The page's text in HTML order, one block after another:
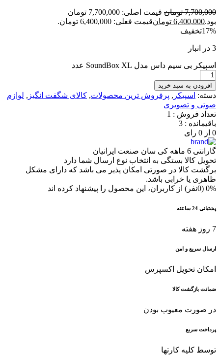
7,700,000 تومان
قیمت اصلی: 7,700,000 تومان
بود.6,400,000 تومانقیمت فعلی: 6,400,000 تومان.
17%تخفیف
3 در انبار
اسپیکر بی سیم داس مدل SoundBox XL عدد
افزودن به سبد خرید
دسته: اسپیکر , پرفروش ترین محصولات, کالای شگفت انگیز , لوازم
صوتی و تصویری
تعداد فروش : 1
باقیمانده : 3
0 از 0 رای
گارانتی 6 ماهه کی سان صنعت ایرانیان
تحویل کالا بستگی به انتخاب نوع ارسال شما دارد
برگشت کالا در صورتی امکان پذیر می باشد که دارای مشکل
ظاهری یا خرابی باشد.
0% (0نفر) از کاربران، این محصول را پیشنهاد کرده اند
پشتیانی 24 ساعته
7 روز هفته
ارسال سریع و امن
امکان تحویل اکسپرس
ضمانت بازگشت کالا
در صورت معیوب بودن
پرداخت سریع
توسط کلیه کارتها